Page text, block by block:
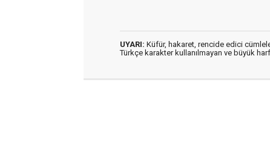
UYARI: Küfür, hakaret, rencide edici
Türkçe karakter kullanılmayan ve büyük